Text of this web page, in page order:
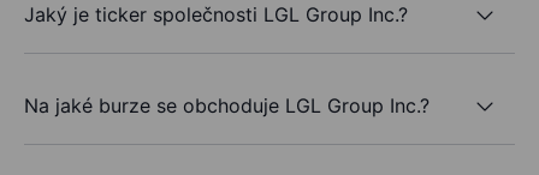
Jaký je ticker společnosti LGL Group Inc.?
Na jaké burze se obchoduje LGL Group Inc.?